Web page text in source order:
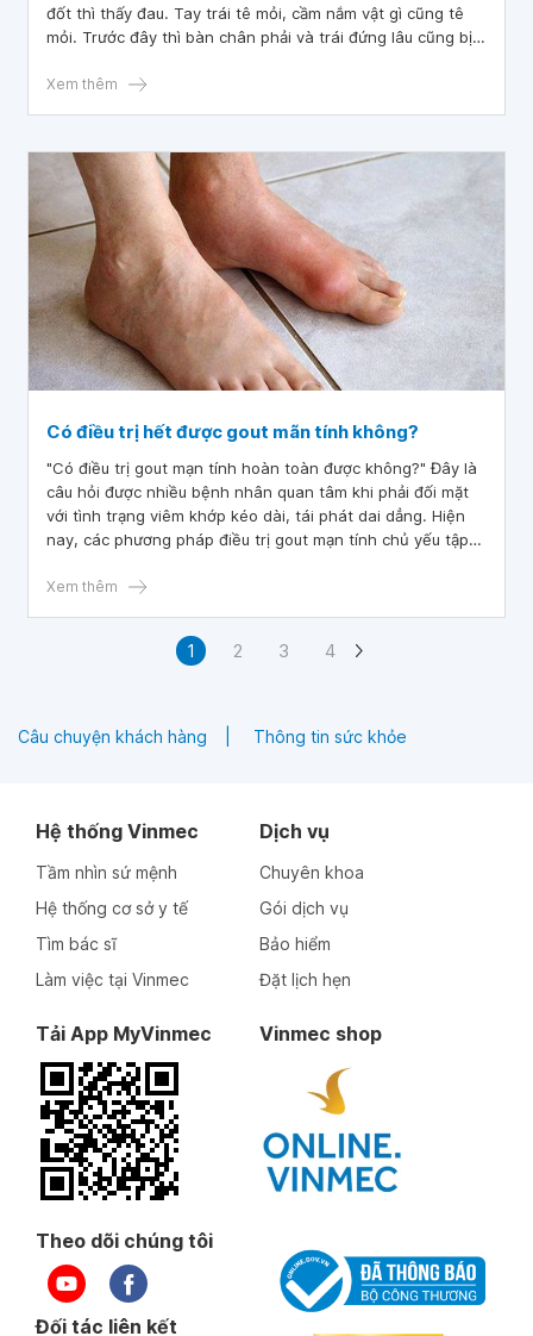
đốt thì thấy đau. Tay trái tê mỏi, cầm nắm vật gì cũng tê
mỏi. Trước đây thì bàn chân phải và trái đứng lâu cũng bị
có triệu chứng đau mỏi tê chân tay phải làm thế nào?
Xem thêm
Có điều trị hết được gout mãn tính không?
"Có điều trị gout mạn tính hoàn toàn được không?" Đây là
câu hỏi được nhiều bệnh nhân quan tâm khi phải đối mặt
với tình trạng viêm khớp kéo dài, tái phát dai dẳng. Hiện
nay, các phương pháp điều trị gout mạn tính chủ yếu tập
giảm triệu chứng viêm và ngăn ngừa tổn thương khớp,
Xem thêm
1 2 3 4
Câu chuyện khách hàng Thông tin sức khỏe
Hệ thống Vinmec
Tầm nhìn sứ mệnh
Hệ thống cơ sở y tế
Tìm bác sĩ
Làm việc tại Vinmec
Dịch vụ
Chuyên khoa
Gói dịch vụ
Bảo hiểm
Đặt lịch hẹn
Tải App MyVinmec Vinmec shop
Theo dõi chúng tôi
Đối tác liên kết